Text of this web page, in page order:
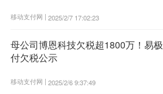
移动支付网 | 2025/2/7 17:02:23
母公司博恩科技欠税超1800万！易极
付欠税公示
移动支付网 | 2025/2/6 9:37:49